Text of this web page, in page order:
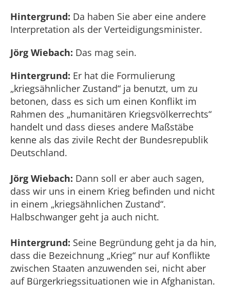
Hintergrund: Da haben Sie aber eine andere
Interpretation als der Verteidigungsminister.
Jörg Wiebach: Das mag sein.
Hintergrund: Er hat die Formulierung
„kriegsähnlicher Zustand“ ja benutzt, um zu
betonen, dass es sich um einen Konflikt im
Rahmen des „humanitären Kriegsvölkerrechts“
handelt und dass dieses andere Maßstäbe
kenne als das zivile Recht der Bundesrepublik
Deutschland.
Jörg Wiebach: Dann soll er aber auch sagen,
dass wir uns in einem Krieg befinden und nicht
in einem „kriegsähnlichen Zustand“.
Halbschwanger geht ja auch nicht.
Hintergrund: Seine Begründung geht ja da hin,
dass die Bezeichnung „Krieg“ nur auf Konflikte
zwischen Staaten anzuwenden sei, nicht aber
auf Bürgerkriegssituationen wie in Afghanistan.